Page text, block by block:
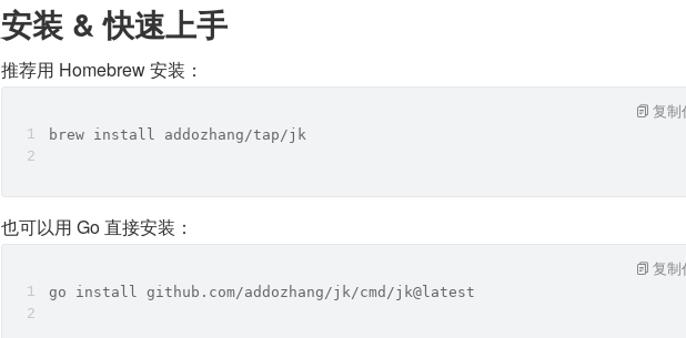
安装 & 快速上手
推荐用 Homebrew 安装：
brew install addozhang/tap/jk
复制
也可以用 Go 直接安装：
go install github.com/addozhang/jk/cmd/jk@latest
复制